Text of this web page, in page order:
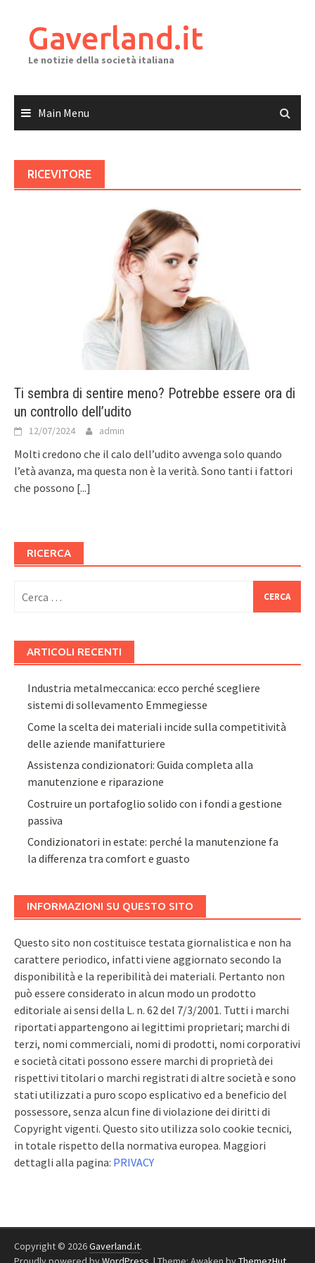
contentGaverland.it
Le notizie della società italiana
Main Menu
RICEVITORE
Ti sembra di sentire meno? Potrebbe essere ora di
un controllo dell’udito
12/07/2024 admin
Molti credono che il calo dell’udito avvenga solo quando
l’età avanza, ma questa non è la verità. Sono tanti i fattori
che possono [...]
RICERCA
per:
ARTICOLI RECENTI
Industria metalmeccanica: ecco perché scegliere
sistemi di sollevamento Emmegiesse
Come la scelta dei materiali incide sulla competitività
delle aziende manifatturiere
Assistenza condizionatori: Guida completa alla
manutenzione e riparazione
Costruire un portafoglio solido con i fondi a gestione
passiva
Condizionatori in estate: perché la manutenzione fa
la differenza tra comfort e guasto
INFORMAZIONI SU QUESTO SITO
Questo sito non costituisce testata giornalistica e non ha
carattere periodico, infatti viene aggiornato secondo la
disponibilità e la reperibilità dei materiali. Pertanto non
può essere considerato in alcun modo un prodotto
editoriale ai sensi della L. n. 62 del 7/3/2001. Tutti i marchi
riportati appartengono ai legittimi proprietari; marchi di
terzi, nomi commerciali, nomi di prodotti, nomi corporativi
e società citati possono essere marchi di proprietà dei
rispettivi titolari o marchi registrati di altre società e sono
stati utilizzati a puro scopo esplicativo ed a beneficio del
possessore, senza alcun fine di violazione dei diritti di
Copyright vigenti. Questo sito utilizza solo cookie tecnici,
in totale rispetto della normativa europea. Maggiori
dettagli alla pagina: PRIVACY
Copyright © 2026Gaverland.it.